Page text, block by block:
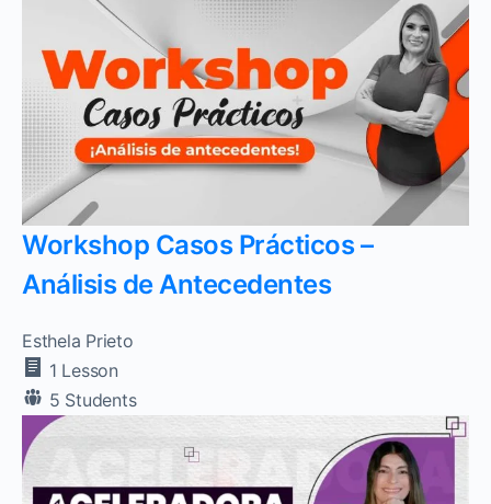
Workshop Casos Prácticos –
Análisis de Antecedentes
Esthela Prieto
1 Lesson
5 Students